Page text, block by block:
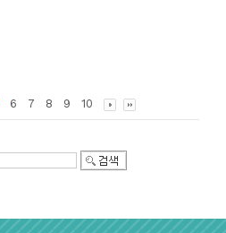
6 7 8 9 10